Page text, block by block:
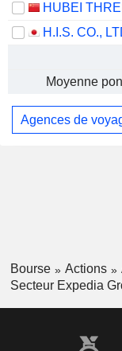
H.I.S. CO.,
Moyenne
Agences de
Bourse Actions
Secteur Expedia